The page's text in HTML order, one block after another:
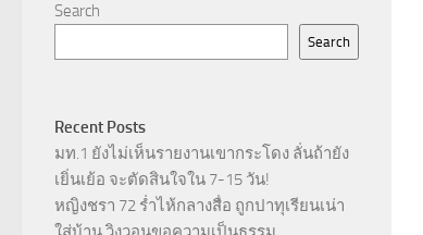
Search
Search
Recent Posts
มท.1 ยังไม่เห็นรายงานเขากระโดง ลั่นถ้ายัง
เยิ่นเย้อ จะตัดสินใจใน 7-15 วัน!
หญิงชรา 72 ร่ำไห้กลางสื่อ ถูกปาทุเรียนเน่า